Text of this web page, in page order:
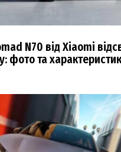
N70 від Xiaomi
фото та